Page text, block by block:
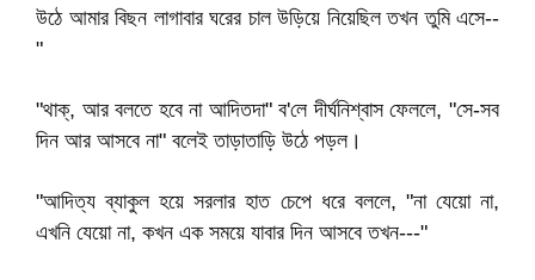
উঠে আমার বিছন লাগাবার ঘরের চাল উড়িয়ে নিয়েছিল তখন তুমি এসে--
"
"থাক্‌, আর বলতে হবে না আদিতদা" ব'লে দীর্ঘনিশ্বাস ফেললে, "সে-সব
দিন আর আসবে না" বলেই তাড়াতাড়ি উঠে পড়ল।
"আদিত্য ব্যাকুল হয়ে সরলার হাত চেপে ধরে বললে, "না যেয়ো না,
এখনি যেয়ো না, কখন এক সময়ে যাবার দিন আসবে তখন---"